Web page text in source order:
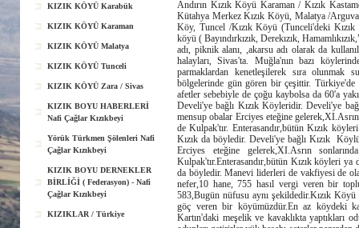
KIZIK KÖYÜ Karabük
KIZIK KÖYÜ Karaman
KIZIK KÖYÜ Malatya
KIZIK KÖYÜ Tunceli
KIZIK KÖYÜ Zara / Sivas
KIZIK BOYU HABERLERİ
Nafi Çağlar Kızıkbeyi
Yörük Türkmen Şölenleri Nafi
Çağlar Kızıkbeyi
KIZIK BOYU DERNEKLER
BİRLİĞİ ( Federasyon) - Nafi
Çağlar Kızıkbeyi
KIZIKLAR / Türkiye
Andırın Kızık Köyü Karaman / Kızık
Kütahya Merkez Kızık Köyü, Malatya /
Köy, Tuncel /Kızık Köyü (Tunceli'deki
köyü ( Bayındırkızık, Derekızık,
adı, piknik alanı, ,akarsu adı olarak da
halayları, Sivas'ta. Muğla'nın bazı
parmaklardan kenetleşilerek sıra olunmak
bölgelerinde gün gören bir çeşittir. Türkiye'de
afetler sebebiyle de çoğu kaybolsa da 60'a
Develi'ye bağlı Kızık Köyleridir. Develi'ye
mensup obalar Erciyes eteğine
de Kulpak'tır. Enterasandır,bütün Kızık
Kızık da böyledir. Develi'ye bağlı Kızık
Erciyes eteğine gelerek,XI.Asrın
Kulpak'tır.Enterasandır,bütün Kızık köyleri
da böyledir. Manevi liderleri de vakfiyesi de
nefer,10 hane, 755 hasıl vergi veren bir
583,Bugün nüfusu aynı şekildedir.Kızık Köyü
göç veren bir köyümüzdür.En az köydeki
Kartın'daki meşelik ve kavaklıkta yaptıkları